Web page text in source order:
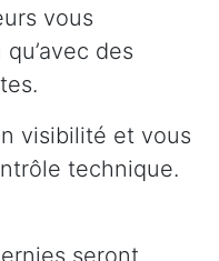
vous
des
visibilité et vous
technique.